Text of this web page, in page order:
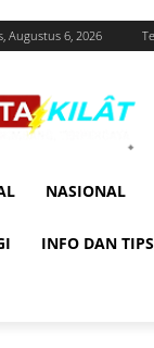
Augustus 6, 2026
NASIONAL
INFO DAN TIPS